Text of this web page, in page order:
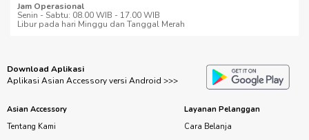
Jam Operasional
Senin - Sabtu: 08.00 WIB - 17.00 WIB
Libur pada hari Minggu dan Tanggal Merah
Download Aplikasi
Aplikasi Asian Accessory versi Android >>>
Asian Accessory
Tentang Kami
Layanan Pelanggan
Cara Belanja